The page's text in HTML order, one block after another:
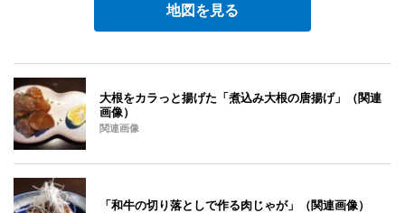
地図を見る
大根をカラっと揚げた「煮込み大根の唐揚げ」（関連
画像）
関連画像
「和牛の切り落としで作る肉じゃが」（関連画像）